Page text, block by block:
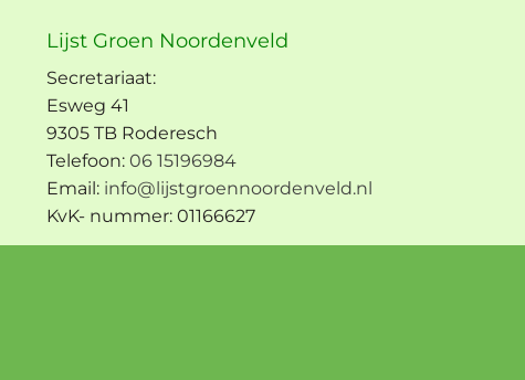
Lijst Groen Noordenveld
Secretariaat:
Esweg 41
9305 TB Roderesch
Telefoon: 06 15196984
Email: info@lijstgroennoordenveld.nl
KvK- nummer: 01166627